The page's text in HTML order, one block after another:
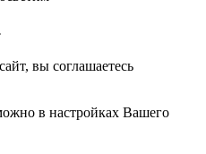
вы соглашаетесь
в настройках Вашего